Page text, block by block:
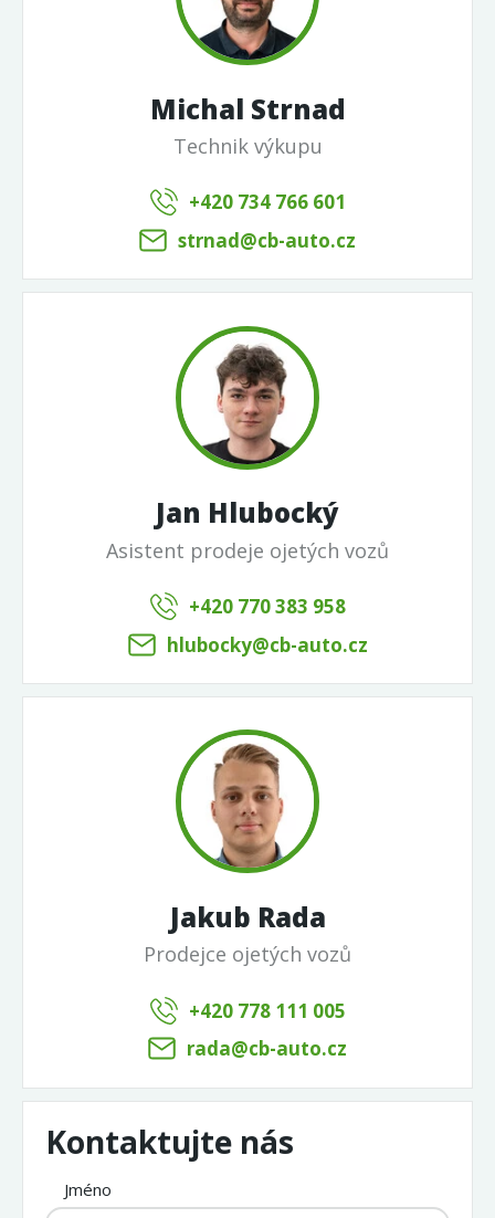
Michal Strnad
Technik výkupu
+420 734 766 601
strnad@cb-auto.cz
Jan Hlubocký
Asistent prodeje ojetých vozů
+420 770 383 958
hlubocky@cb-auto.cz
Jakub Rada
Prodejce ojetých vozů
+420 778 111 005
rada@cb-auto.cz
Kontaktujte nás
Jméno